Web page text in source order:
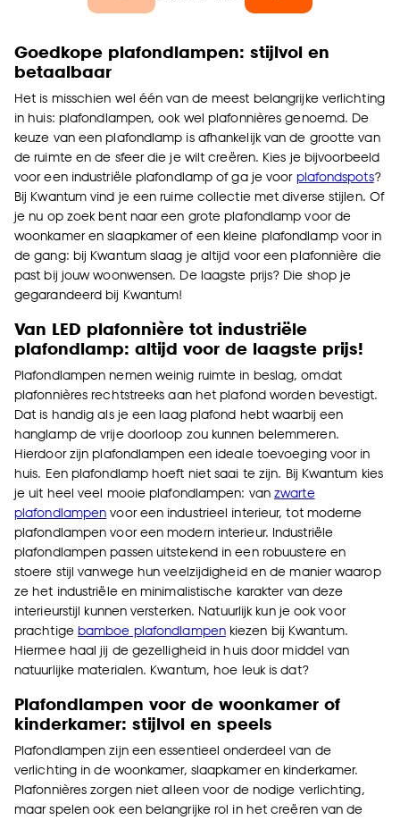
Goedkope plafondlampen: stijlvol en
betaalbaar
Het is misschien wel één van de meest belangrijke verlichting
in huis: plafondlampen, ook wel plafonnières genoemd. De
keuze van een plafondlamp is afhankelijk van de grootte van
de ruimte en de sfeer die je wilt creëren. Kies je bijvoorbeeld
voor een industriële plafondlamp of ga je voor plafondspots?
Bij Kwantum vind je een ruime collectie met diverse stijlen. Of
je nu op zoek bent naar een grote plafondlamp voor de
woonkamer en slaapkamer of een kleine plafondlamp voor in
de gang: bij Kwantum slaag je altijd voor een plafonnière die
past bij jouw woonwensen. De laagste prijs? Die shop je
gegarandeerd bij Kwantum!
Van LED plafonnière tot industriële
plafondlamp: altijd voor de laagste prijs!
Plafondlampen nemen weinig ruimte in beslag, omdat
plafonnières rechtstreeks aan het plafond worden bevestigt.
Dat is handig als je een laag plafond hebt waarbij een
hanglamp de vrije doorloop zou kunnen belemmeren.
Hierdoor zijn plafondlampen een ideale toevoeging voor in
huis. Een plafondlamp hoeft niet saai te zijn. Bij Kwantum kies
je uit heel veel mooie plafondlampen: vanzwarte
plafondlampen voor een industrieel interieur, tot moderne
plafondlampen voor een modern interieur. Industriële
plafondlampen passen uitstekend in een robuustere en
stoere stijl vanwege hun veelzijdigheid en de manier waarop
ze het industriële en minimalistische karakter van deze
interieurstijl kunnen versterken. Natuurlijk kun je ook voor
prachtige bamboe plafondlampenkiezen bij Kwantum.
Hiermee haal jij de gezelligheid in huis door middel van
natuurlijke materialen. Kwantum, hoe leuk is dat?
Plafondlampen voor de woonkamer of
kinderkamer: stijlvol en speels
Plafondlampen zijn een essentieel onderdeel van de
verlichting in de woonkamer, slaapkamer en kinderkamer.
Plafonnières zorgen niet alleen voor de nodige verlichting,
maar spelen ook een belangrijke rol in het creëren van de